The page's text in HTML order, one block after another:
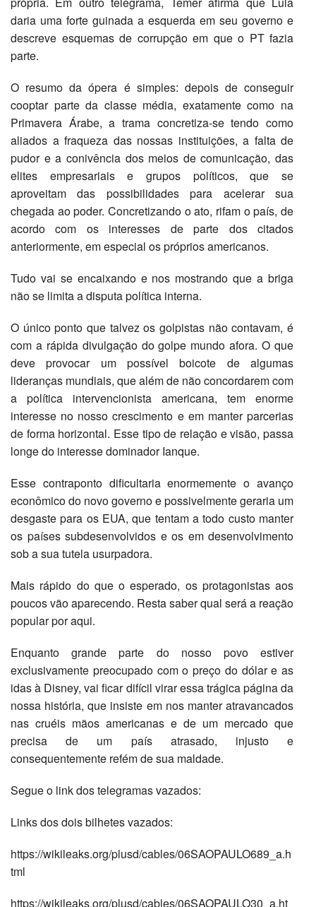
daria uma forte guinada a esquerda em seu governo e
descreve esquemas de corrupção em que o PT fazia
parte.
O resumo da ópera é simples: depois de conseguir
cooptar parte da classe média, exatamente como na
Primavera Árabe, a trama concretiza-se tendo como
aliados a fraqueza das nossas instituições, a falta de
pudor e a conivência dos meios de comunicação, das
elites empresariais e grupos políticos, que se
aproveitam das possibilidades para acelerar sua
chegada ao poder. Concretizando o ato, rifam o país, de
acordo com os interesses de parte dos citados
anteriormente, em especial os próprios americanos.
Tudo vai se encaixando e nos mostrando que a briga
não se limita a disputa política interna.
O único ponto que talvez os golpistas não contavam, é
com a rápida divulgação do golpe mundo afora. O que
deve provocar um possível boicote de algumas
lideranças mundiais, que além de não concordarem com
a política intervencionista americana, tem enorme
interesse no nosso crescimento e em manter parcerias
de forma horizontal. Esse tipo de relação e visão, passa
longe do interesse dominador Ianque.
Esse contraponto dificultaria enormemente o avanço
econômico do novo governo e possivelmente geraria um
desgaste para os EUA, que tentam a todo custo manter
os países subdesenvolvidos e os em desenvolvimento
sob a sua tutela usurpadora.
Mais rápido do que o esperado, os protagonistas aos
poucos vão aparecendo. Resta saber qual será a reação
popular por aqui.
Enquanto grande parte do nosso povo estiver
exclusivamente preocupado com o preço do dólar e as
idas à Disney, vai ficar difícil virar essa trágica página da
nossa história, que insiste em nos manter atravancados
nas cruéis mãos americanas e de um mercado que
precisa de um país atrasado, injusto e
consequentemente refém de sua maldade.
Segue o link dos telegramas vazados:
Links dos dois bilhetes vazados:
https://wikileaks.org/plusd/cables/06SAOPAULO689_a.h
tml
https://wikileaks.org/plusd/cables/06SAOPAULO30_a.ht